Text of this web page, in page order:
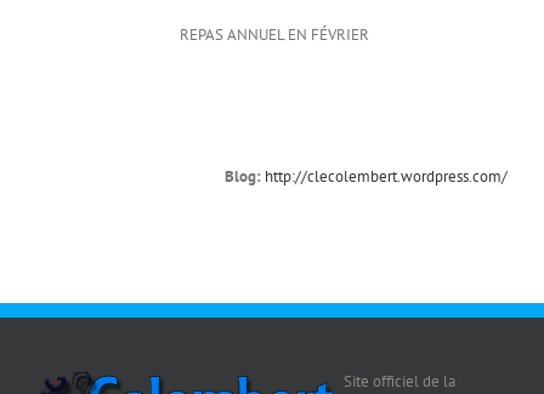
REPAS ANNUEL EN FÉVRIER
Blog: http://clecolembert.wordpress.com/
Site officiel de la